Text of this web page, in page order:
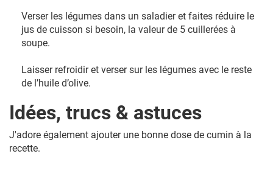
Verser les légumes dans un saladier et faites réduire le
jus de cuisson si besoin, la valeur de 5 cuillerées à
soupe.
Laisser refroidir et verser sur les légumes avec le reste
de l’huile d’olive.
Idées, trucs & astuces
J'adore également ajouter une bonne dose de cumin à la
recette.